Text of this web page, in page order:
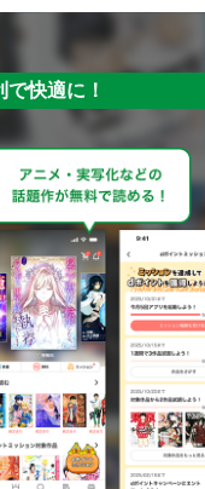
快適に！